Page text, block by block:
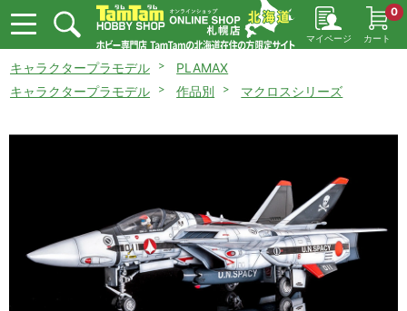
マイページ カート
0
キャラクタープラモデル
PLAMAX
キャラクタープラモデル
作品別 マクロスシリーズ